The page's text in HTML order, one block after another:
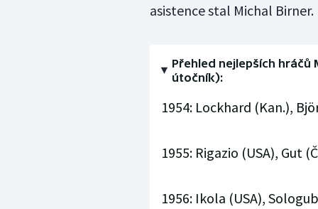
asistence stal Michal
Přehled nejlepších hráčů
útočník):
1954: Lockhard (Kan.),
1955: Rigazio (USA), Gut
1956: Ikola (USA),